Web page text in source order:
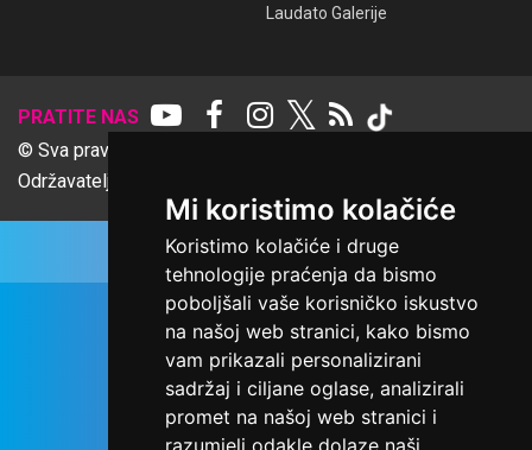
Mi koristimo kolačiće
Koristimo kolačiće i druge
tehnologije praćenja da bismo
poboljšali vaše korisničko iskustvo
na našoj web stranici, kako bismo
vam prikazali personalizirani
sadržaj i ciljane oglase, analizirali
promet na našoj web stranici i
razumjeli odakle dolaze naši
Laudato Galerije
PRATITE NAS 𝕏
© Sva prava pridržana Udruga Ime dobrote
Održavatelj Netcom d.o.o., Riva 6, Rijeka